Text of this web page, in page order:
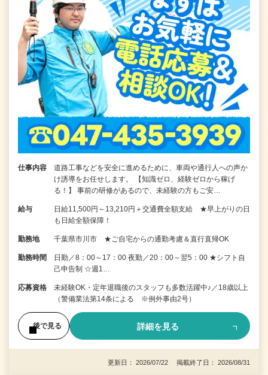
仕事内容
道路工事などを安全に進めるために、車両や通行人への声か
け誘導をお任せします。 【知識ゼロ、経験ゼロから稼げ
る！】 事前の研修があるので、未経験の方もご安…
給与
日給11,500円～13,210円＋交通費全額支給 ★早上がりの日
も日給全額保障！
勤務地 千葉県市川市 ★ご自宅からの通勤考慮＆直行直帰OK
勤務時間
日勤／8：00～17：00 夜勤／20：00～翌5：00 ★シフト自
己申告制 ☆週1…
応募資格
未経験OK・定年退職後のスタッフも多数活躍中♪／18歳以上
（警備業法第14条による ※例外事由2号）
後で見る 詳細を見る
更新日： 2026/07/22 掲載終了日： 2026/08/31